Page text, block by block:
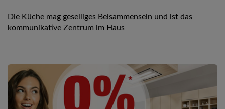
Die Küche mag geselliges Beisammensein und ist das
kommunikative Zentrum im Haus